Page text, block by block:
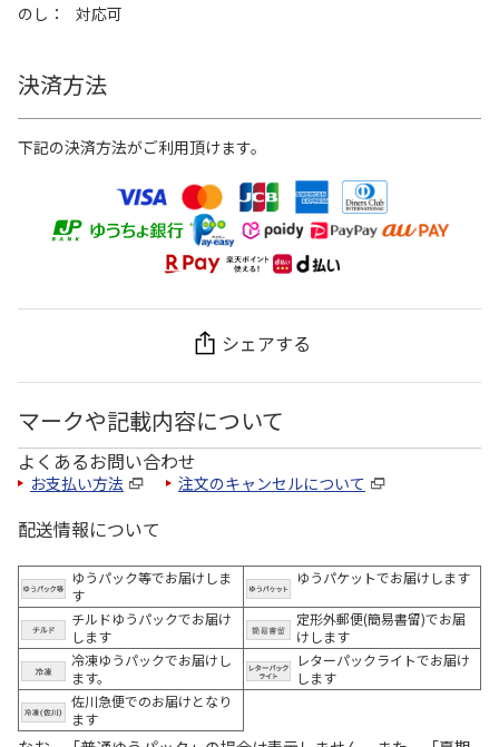
のし
対応可
決済方法
下記の決済方法がご利用頂けます。
シェアする
マークや記載内容について
よくあるお問い合わせ
お支払い方法 注文のキャンセルについて
配送情報について
ゆうパック等でお届けしま
す
ゆうパケットでお届けします
チルドゆうパックでお届け
します
定形外郵便(簡易書留)でお届
けします
冷凍ゆうパックでお届けし
ます。
レターパックライトでお届け
します
佐川急便でのお届けとなり
ます